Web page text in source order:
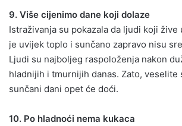
9. Više cijenimo dane koji dolaze
Istraživanja su pokazala da ljudi koji žive
je uvijek toplo i sunčano zapravo nisu
Ljudi su najboljeg raspoloženja nakon
hladnijih i tmurnijih danas. Zato, veselite
sunčani dani opet će doći.
10. Po hladnoći nema kukaca